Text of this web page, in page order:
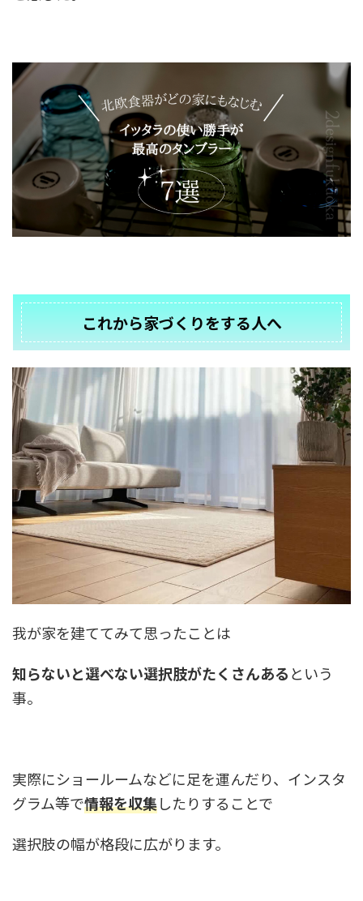
これから家づくりをする人へ
我が家を建ててみて思ったことは
知らないと選べない選択肢がたくさんあるという
事。
実際にショールームなどに足を運んだり、インスタ
グラム等で情報を収集したりすることで
選択肢の幅が格段に広がります。